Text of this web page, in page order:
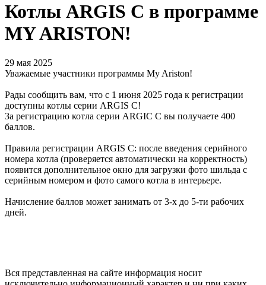
Котлы ARGIS С в программе
MY ARISTON!
29 мая 2025
Уважаемые участники программы My Ariston!
Рады сообщить вам, что с 1 июня 2025 года к регистрации
доступны котлы серии ARGIS C!
За регистрацию котла серии ARGIC C вы получаете 400
баллов.
Правила регистрации ARGIS C: после введения серийного
номера котла (проверяется автоматически на корректность)
появится дополнительное окно для загрузки фото шильда с
серийным номером и фото самого котла в интерьере.
Начисление баллов может занимать от 3-х до 5-ти рабочих
дней.
Вся представленная на сайте информация носит